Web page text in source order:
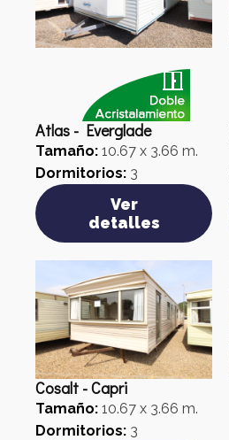
Atlas - Everglade
Tamaño: 10.67 x 3.66 m.
Dormitorios: 3
Ver
detalles
Cosalt - Capri
Tamaño: 10.67 x 3.66 m.
Dormitorios: 3